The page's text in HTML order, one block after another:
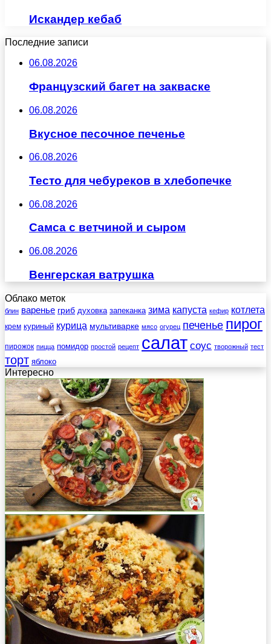
Искандер кебаб
Последние записи
06.08.2026
Французский багет на закваске
06.08.2026
Вкусное песочное печенье
06.08.2026
Тесто для чебуреков в хлебопечке
06.08.2026
Самса с ветчиной и сыром
06.08.2026
Венгерская ватрушка
Облако меток
блин варенье гриб духовка запеканка зима капуста кефир котлета
крем куриный курица мультиварке мясо огурец печенье пирог
пирожок пицца помидор простой рецепт салат соус творожный тест
торт яблоко
Интересно